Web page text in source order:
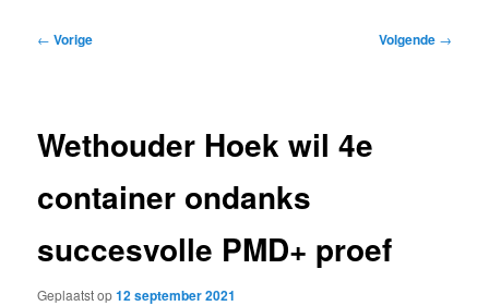
Bericht
← Vorige Volgende →
Wethouder Hoek wil 4e
container ondanks
succesvolle PMD+ proef
Geplaatst op12 september 2021